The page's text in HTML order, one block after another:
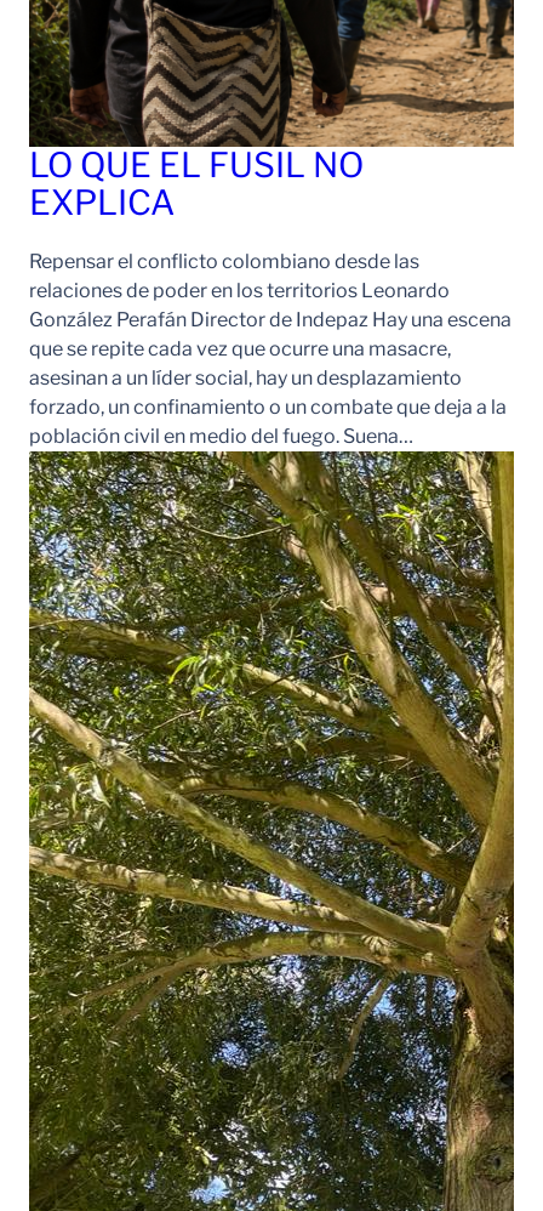
LO QUE EL FUSIL NO
EXPLICA
Repensar el conflicto colombiano desde las
relaciones de poder en los territorios Leonardo
González Perafán Director de Indepaz Hay una escena
que se repite cada vez que ocurre una masacre,
asesinan a un líder social, hay un desplazamiento
forzado, un confinamiento o un combate que deja a la
población civil en medio del fuego. Suena…